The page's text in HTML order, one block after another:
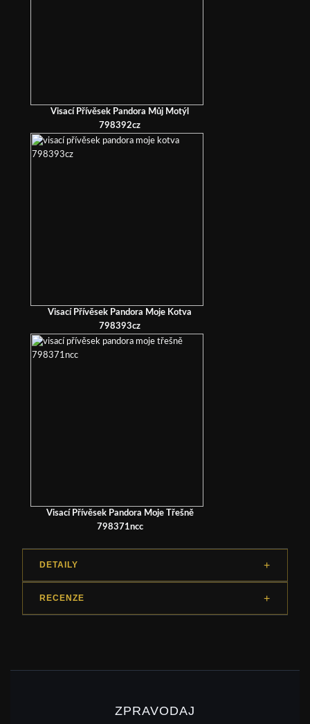
Visací Přívěsek Pandora Můj Motýl
798392cz
Visací Přívěsek Pandora Moje Kotva
798393cz
Visací Přívěsek Pandora Moje Třešně
798371ncc
DETAILY
RECENZE
ZPRAVODAJ